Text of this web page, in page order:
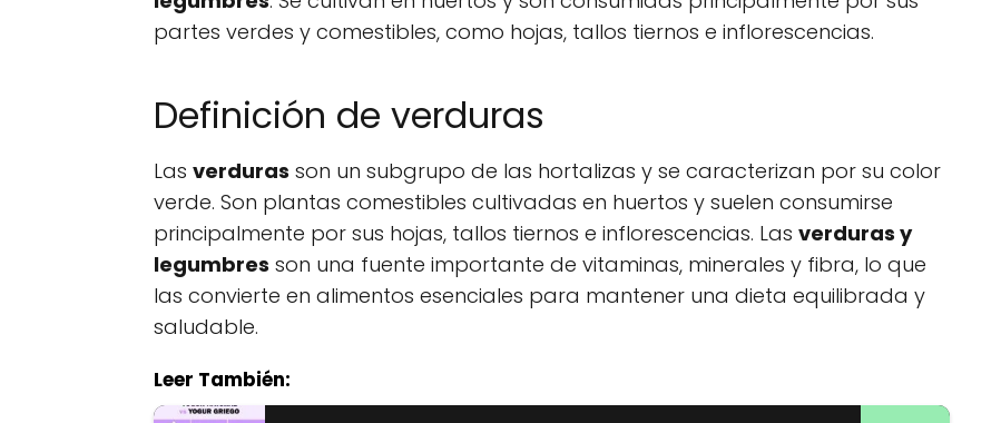
partes verdes y comestibles, como hojas, tallos tiernos e inflorescencias.
Definición de verduras
Las verduras son un subgrupo de las hortalizas y se caracterizan por su color
verde. Son plantas comestibles cultivadas en huertos y suelen consumirse
principalmente por sus hojas, tallos tiernos e inflorescencias. Las verduras y
legumbres son una fuente importante de vitaminas, minerales y fibra, lo que
las convierte en alimentos esenciales para mantener una dieta equilibrada y
saludable.
Leer También: